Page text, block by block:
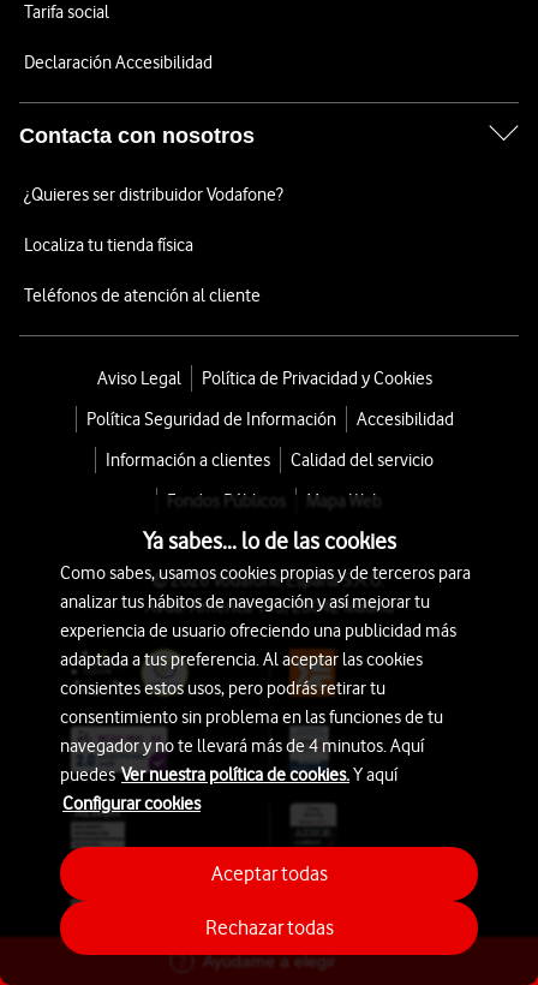
Ayúdame a elegir
Tarifa social
Declaración Accesibilidad
Contacta con nosotros
¿Quieres ser distribuidor Vodafone?
Localiza tu tienda física
Teléfonos de atención al cliente
Aviso Legal
Política de Privacidad y Cookies
Política Seguridad de Información
Accesibilidad
Información a clientes
Calidad del servicio
Fondos Públicos
Mapa Web
© 2026 Vodafone España S.A.U.
Avda. América 115, 28042 Madrid
Ya sabes... lo de las cookies
Como sabes, usamos cookies propias y de terceros para
analizar tus hábitos de navegación y así mejorar tu
experiencia de usuario ofreciendo una publicidad más
adaptada a tus preferencia. Al aceptar las cookies
consientes estos usos, pero podrás retirar tu
consentimiento sin problema en las funciones de tu
navegador y no te llevará más de 4 minutos. Aquí
puedesVer nuestra política de cookies.Y aquí
Configurar cookies
Rechazar todas
Aceptar todas